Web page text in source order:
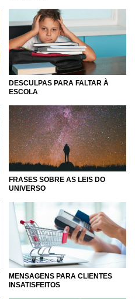
DESCULPAS PARA FALTAR À
ESCOLA
FRASES SOBRE AS LEIS DO
UNIVERSO
MENSAGENS PARA CLIENTES
INSATISFEITOS